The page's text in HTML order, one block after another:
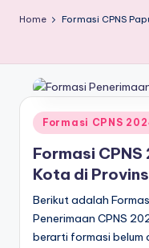
Home Formasi CPNS
Posted
in
Formasi CPNS
Formasi
Kota di
Berikut adalah
Penerimaan CPNS
berarti formasi belum